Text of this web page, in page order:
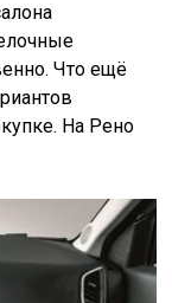
Что ещё
На Рено